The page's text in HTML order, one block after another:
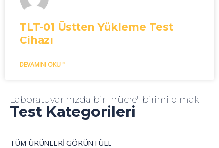
TLT-01 Üstten Yükleme Test
Cihazı
DEVAMINI OKU "
Laboratuvarınızda bir "hücre" birimi olmak
Test Kategorileri
TÜM ÜRÜNLERI GÖRÜNTÜLE